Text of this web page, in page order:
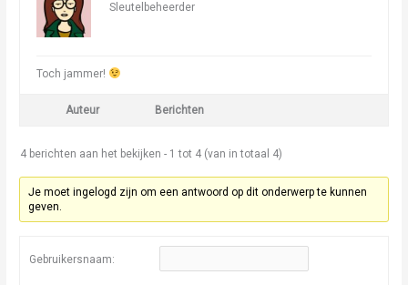
Sleutelbeheerder
Toch jammer!
Auteur Berichten
4 berichten aan het bekijken - 1 tot 4 (van in totaal 4)
Je moet ingelogd zijn om een antwoord op dit onderwerp te kunnen
geven.
Gebruikersnaam: